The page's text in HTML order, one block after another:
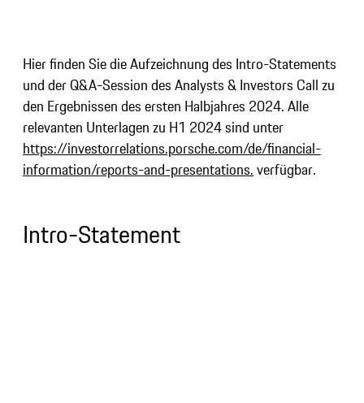
Hier finden Sie die Aufzeichnung des Intro-Statements
und der Q&A-Session des Analysts & Investors Call zu
den Ergebnissen des ersten Halbjahres 2024. Alle
relevanten Unterlagen zu H1 2024 sind unter
https://investorrelations.porsche.com/de/financial-
information/reports-and-presentations.verfügbar.
Intro-Statement